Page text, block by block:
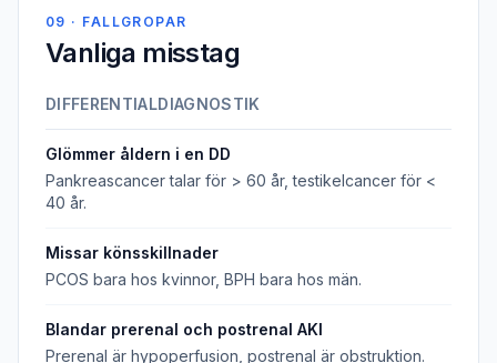
09 · FALLGROPAR
Vanliga misstag
DIFFERENTIALDIAGNOSTIK
Glömmer åldern i en DD
Pankreascancer talar för > 60 år, testikelcancer för <
40 år.
Missar könsskillnader
PCOS bara hos kvinnor, BPH bara hos män.
Blandar prerenal och postrenal AKI
Prerenal är hypoperfusion, postrenal är obstruktion.